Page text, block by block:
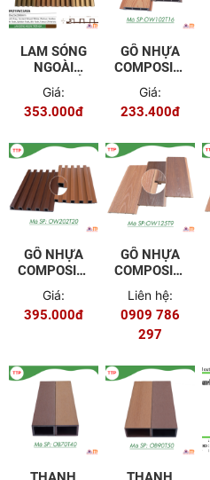
LAM SÓNG
NGOÀI
ASA
HW215W23ASA
Giá:
353.000đ
GỖ NHỰA
COMPOSITE
TRỜI
OW102T16
Giá:
233.400đ
GỖ NHỰA
COMPOSITE
NGOÀI
TRỜI
OW202T20
Giá:
395.000đ
GỖ NHỰA
COMPOSITE
NGOÀI
TRỜI
OW125T9
Liên hệ:
0909 786
297